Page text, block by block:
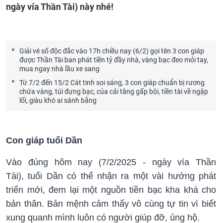
ngày vía Thần Tài) này nhé!
Giải vé số độc đắc vào 17h chiều nay (6/2) gọi tên 3 con giáp
được Thần Tài ban phát tiền tỷ đầy nhà, vàng bạc đeo mỏi tay,
mua ngay nhà lầu xe sang
Từ 7/2 đến 15/2 Cát tinh soi sáng, 3 con giáp chuẩn bị rương
chứa vàng, túi đựng bạc, của cải tăng gấp bội, tiền tài về ngập
lối, giàu khó ai sánh bằng
Con giáp tuổi Dần
Vào đúng hôm nay (7/2/2025 - ngày vía Thần
Tài), tuổi Dần có thể nhận ra một vài hướng phát
triển mới, đem lại một nguồn tiền bạc kha khá cho
bản thân. Bản mệnh cảm thấy vô cùng tự tin vì biết
xung quanh mình luôn có người giúp đỡ, ủng hộ.